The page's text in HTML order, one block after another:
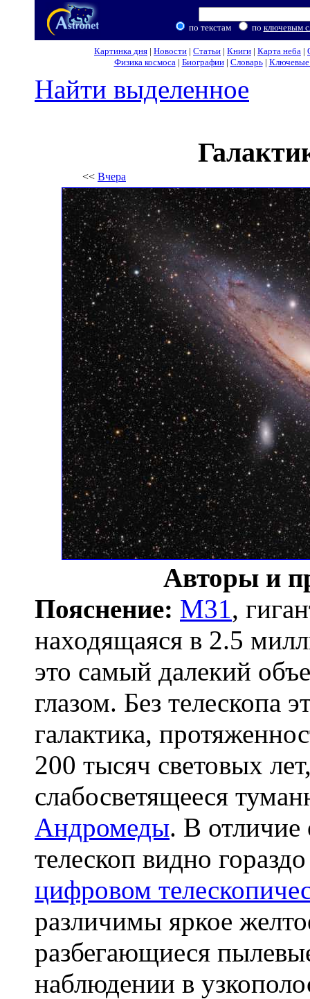
по текстам по ключевым
Картинка дня | Новости | Статьи | Книги | Карта неба |
Физика космоса| Биографии| Словарь| Ключевые
Найти выделенное
<< Вчера
Авторы и
Пояснение: M31,
находящаяся в 2.5
это самый далекий
глазом. Без телескопа
галактика,
200 тысяч световых
слабосветящееся
Андромеды. В отличие
телескоп видно
цифровом
различимы яркое
разбегающиеся
наблюдении в